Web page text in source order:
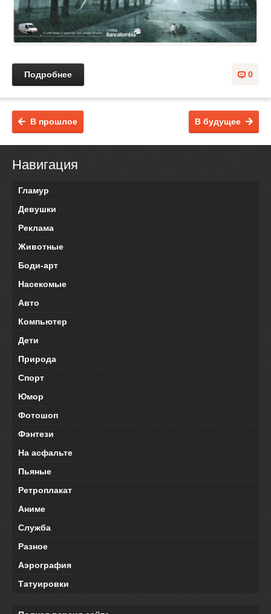
0
Подробнее
В будущее
В прошлое
Навигация
Гламур
Девушки
Реклама
Животные
Боди-арт
Насекомые
Авто
Компьютер
Дети
Природа
Спорт
Юмор
Фотошоп
Фэнтези
На асфальте
Пьяные
Ретроплакат
Аниме
Служба
Разное
Аэрография
Татуировки